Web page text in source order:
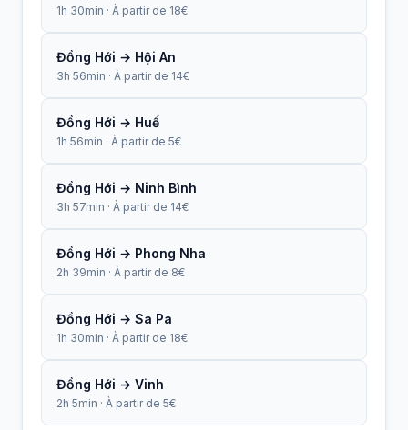
1h 30min · À partir de 18€
Đồng Hới → Hội An
3h 56min · À partir de 14€
Đồng Hới → Huế
1h 56min · À partir de 5€
Đồng Hới → Ninh Bình
3h 57min · À partir de 14€
Đồng Hới → Phong Nha
2h 39min · À partir de 8€
Đồng Hới → Sa Pa
1h 30min · À partir de 18€
Đồng Hới → Vinh
2h 5min · À partir de 5€